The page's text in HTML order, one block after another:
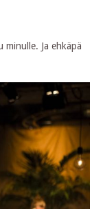
minulle. Ja ehkäpä